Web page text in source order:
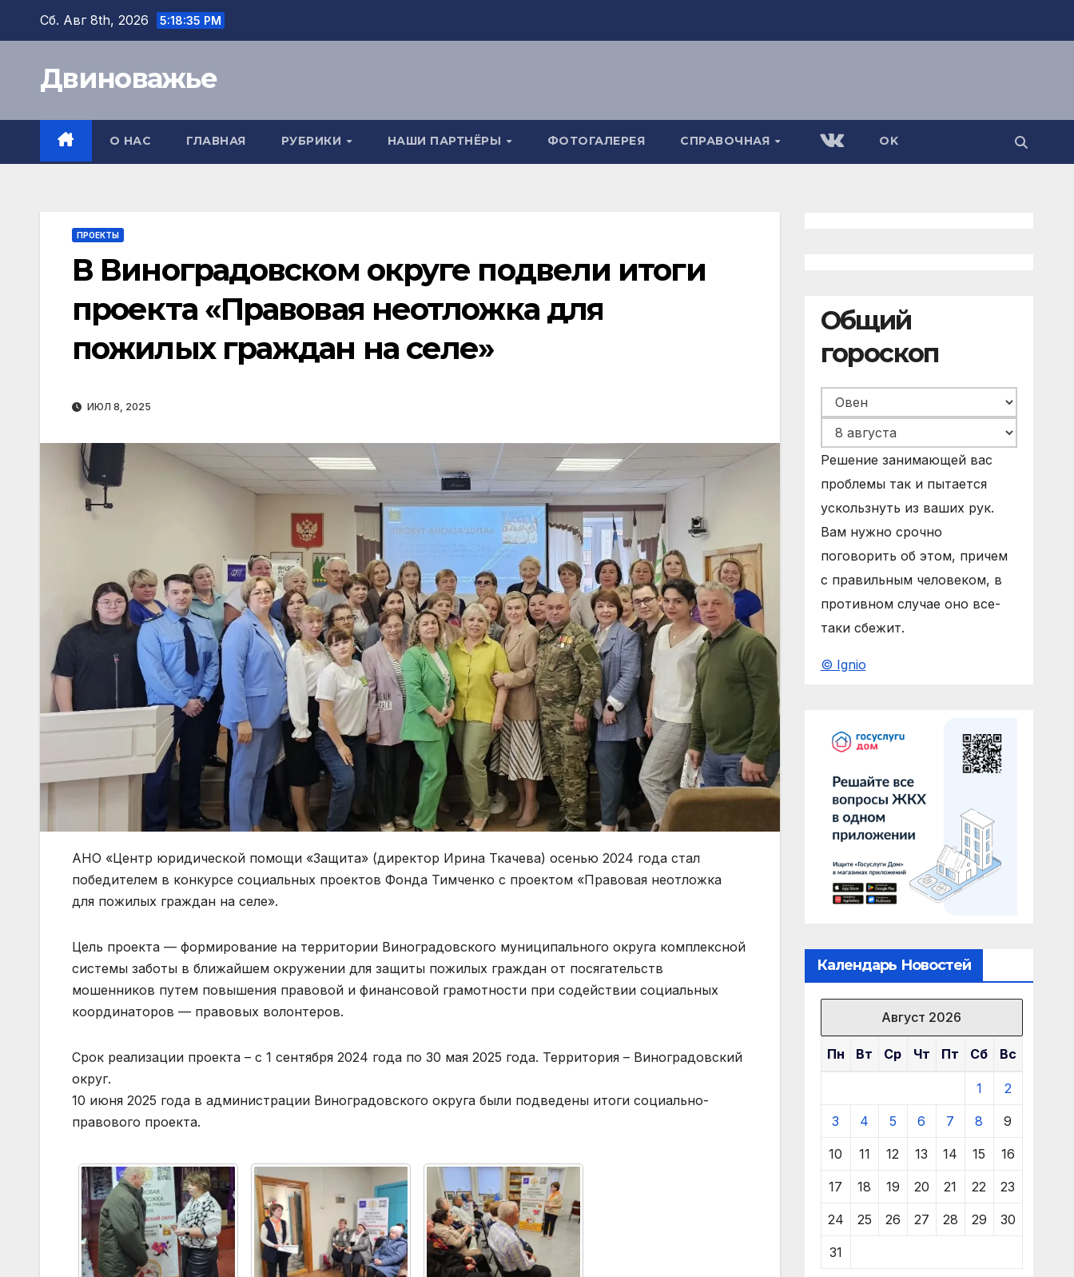
Перейти
Сб. Авг 8th, 2026 5:18:36 PM
Двиноважье
О НАС ГЛАВНАЯ РУБРИКИ НАШИ ПАРТНЁРЫ ФОТОГАЛЕРЕЯ СПРАВОЧНАЯ OK
ПРОЕКТЫ
В Виноградовском округе подвели итоги
проекта «Правовая неотложка для
пожилых граждан на селе»
ИЮЛ 8, 2025
АНО «Центр юридической помощи «Защита» (директор Ирина Ткачева) осенью 2024 года стал
победителем в конкурсе социальных проектов Фонда Тимченко с проектом «Правовая неотложка
для пожилых граждан на селе».
Цель проекта — формирование на территории Виноградовского муниципального округа комплексной
системы заботы в ближайшем окружении для защиты пожилых граждан от посягательств
мошенников путем повышения правовой и финансовой грамотности при содействии социальных
координаторов — правовых волонтеров.
Срок реализации проекта – с 1 сентября 2024 года по 30 мая 2025 года. Территория – Виноградовский
округ.
10 июня 2025 года в администрации Виноградовского округа были подведены итоги социально-
правового проекта.
Общий
гороскоп
Решение занимающей вас
проблемы так и пытается
ускользнуть из ваших рук.
Вам нужно срочно
поговорить об этом, причем
с правильным человеком, в
противном случае оно все-
таки сбежит.
© Ignio
Календарь Новостей
Август 2026
Пн Вт Ср Чт Пт Сб Вс
1 2
3 4 5 6 7 8 9
10 11 12 13 14 15 16
17 18 19 20 21 22 23
24 25 26 27 28 29 30
31